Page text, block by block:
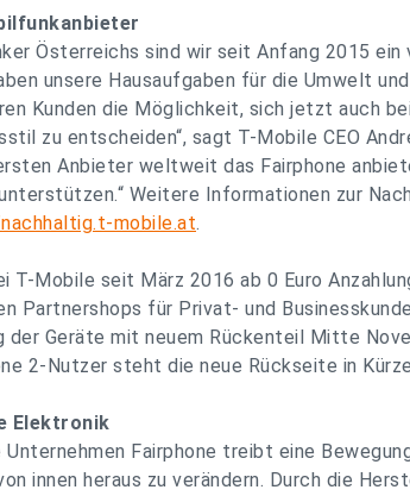
Österreichs sind wir seit Anfang 2015 ein
unsere Hausaufgaben für die Umwelt
Kunden die Möglichkeit, sich jetzt auch
zu entscheiden“, sagt T-Mobile CEO
Anbieter weltweit das Fairphone
Weitere Informationen zur
mobile.at.
T-Mobile seit März 2016 ab 0 Euro
Partnershops für Privat- und
der Geräte mit neuem Rückenteil Mitte
2-Nutzer steht die neue Rückseite in
Elektronik
Unternehmen Fairphone treibt eine
innen heraus zu verändern. Durch die